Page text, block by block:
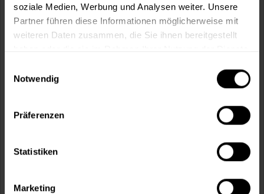
soziale Medien, Werbung und Analysen weiter. Unsere
Partner führen diese Informationen möglicherweise mit
weiteren Daten zusammen, die Sie ihnen bereitgestellt
Notwendig
Präferenzen
Statistiken
Marketing
AUTOSOL® Sprühwachs verleiht Lack-, Metall sowie